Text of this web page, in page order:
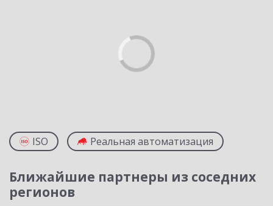
ISO Реальная автоматизация
Ближайшие партнеры из соседних
регионов